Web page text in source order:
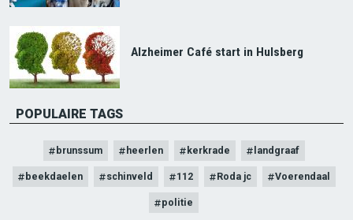
Alzheimer Café start in Hulsberg
POPULAIRE TAGS
brunssum heerlen kerkrade landgraaf
beekdaelen schinveld 112 Roda jc Voerendaal
politie